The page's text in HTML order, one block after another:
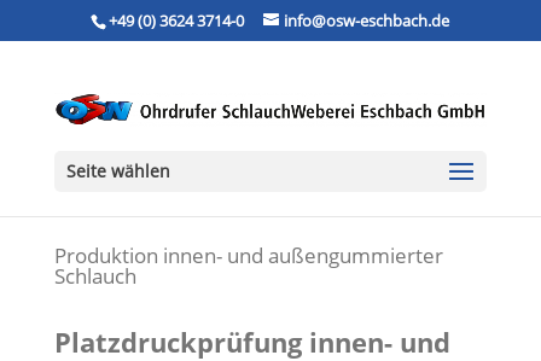
+49 (0) 3624 3714-0 info@osw-eschbach.de
Seite wählen
Produktion innen- und außengummierter
Schlauch
Platzdruckprüfung innen- und